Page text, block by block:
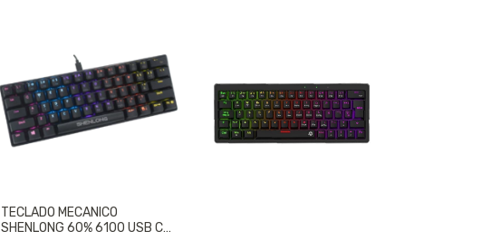
TECLADO MECANICO
SHENLONG 60% 6100 USB C